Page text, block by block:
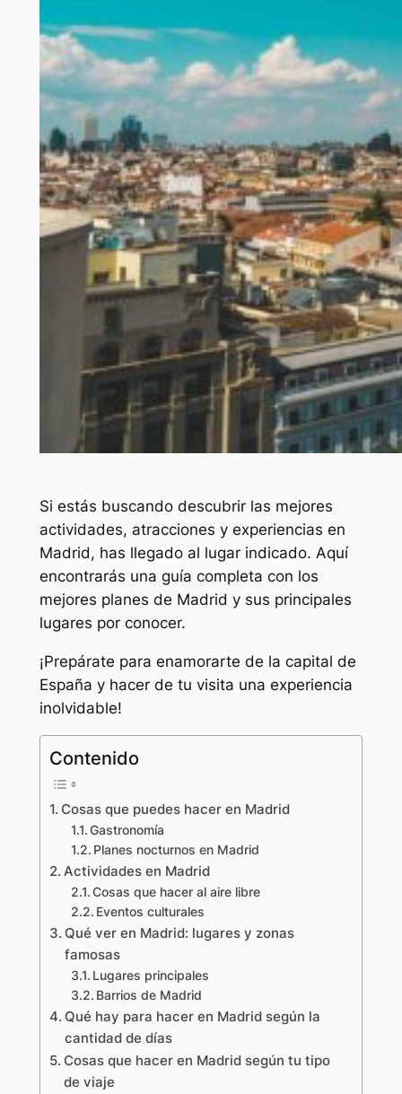
Si estás buscando descubrir las mejores
actividades, atracciones y experiencias en
Madrid, has llegado al lugar indicado. Aquí
encontrarás una guía completa con los
mejores planes de Madrid y sus principales
lugares por conocer.
¡Prepárate para enamorarte de la capital de
España y hacer de tu visita una experiencia
inolvidable!
Contenido
Cosas que puedes hacer en Madrid
Gastronomía
Planes nocturnos en Madrid
Actividades en Madrid
Cosas que hacer al aire libre
Eventos culturales
Qué ver en Madrid: lugares y zonas
famosas
Lugares principales
Barrios de Madrid
Qué hay para hacer en Madrid según la
cantidad de días
Cosas que hacer en Madrid según tu tipo
de viaje